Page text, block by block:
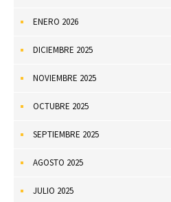
ENERO 2026
DICIEMBRE 2025
NOVIEMBRE 2025
OCTUBRE 2025
SEPTIEMBRE 2025
AGOSTO 2025
JULIO 2025